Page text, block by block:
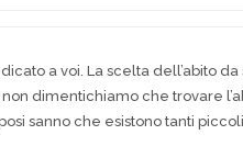
a voi. La scelta dell’abito
dimentichiamo che trovare
sanno che esistono tanti